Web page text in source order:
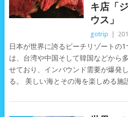
キ店「
ウス」
gotrip
日本が世界に誇るビーチリゾートの
は、台湾や中国そして韓国などから
せており、インバウンド需要が爆発
る。 美しい海とその海を楽しめる施